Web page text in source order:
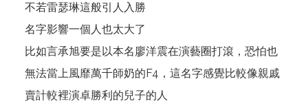
不若雷瑟琳這般引人入勝
名字影響一個人也太大了
比如言承旭要是以本名廖洋震在演藝圈打滾，恐怕也
無法當上風靡萬千師奶的F4，這名字感覺比較像親戚
賣計較裡演卓勝利的兒子的人